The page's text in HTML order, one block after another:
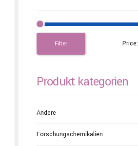
Filter Price:
Produkt kategorien
Andere
Forschungschemikalien